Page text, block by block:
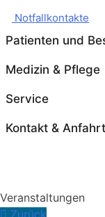
Notfallkontakte
Patienten und
Medizin & Pflege
Service
Kontakt & Anfahrt
Veranstaltungen
Zurück